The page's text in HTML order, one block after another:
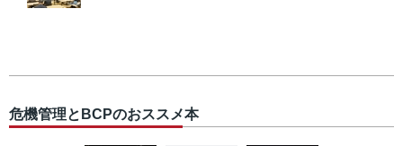
危機管理とBCPのおススメ本